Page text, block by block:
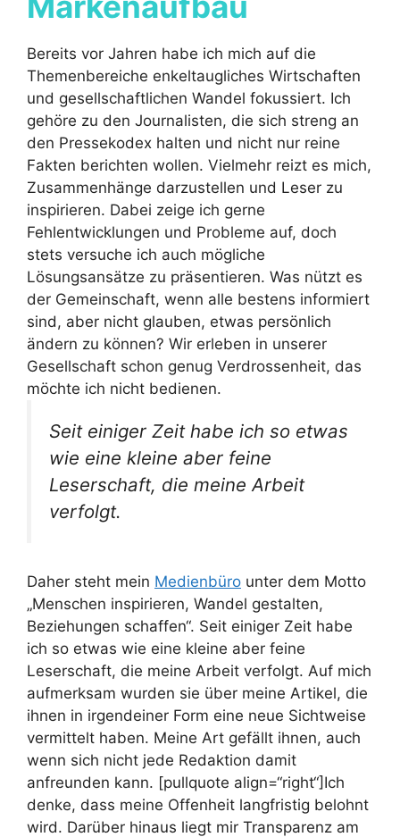
Bereits vor Jahren habe ich mich auf die
Themenbereiche enkeltaugliches Wirtschaften
und gesellschaftlichen Wandel fokussiert. Ich
gehöre zu den Journalisten, die sich streng an
den Pressekodex halten und nicht nur reine
Fakten berichten wollen. Vielmehr reizt es mich,
Zusammenhänge darzustellen und Leser zu
inspirieren. Dabei zeige ich gerne
Fehlentwicklungen und Probleme auf, doch
stets versuche ich auch mögliche
Lösungsansätze zu präsentieren. Was nützt es
der Gemeinschaft, wenn alle bestens informiert
sind, aber nicht glauben, etwas persönlich
ändern zu können? Wir erleben in unserer
Gesellschaft schon genug Verdrossenheit, das
möchte ich nicht bedienen.
Seit einiger Zeit habe ich so etwas
wie eine kleine aber feine
Leserschaft, die meine Arbeit
verfolgt.
Daher steht mein Medienbüro unter dem Motto
„Menschen inspirieren, Wandel gestalten,
Beziehungen schaffen“. Seit einiger Zeit habe
ich so etwas wie eine kleine aber feine
Leserschaft, die meine Arbeit verfolgt. Auf mich
aufmerksam wurden sie über meine Artikel, die
ihnen in irgendeiner Form eine neue Sichtweise
vermittelt haben. Meine Art gefällt ihnen, auch
wenn sich nicht jede Redaktion damit
anfreunden kann. [pullquote align=“right“]Ich
denke, dass meine Offenheit langfristig belohnt
wird. Darüber hinaus liegt mir Transparenz am